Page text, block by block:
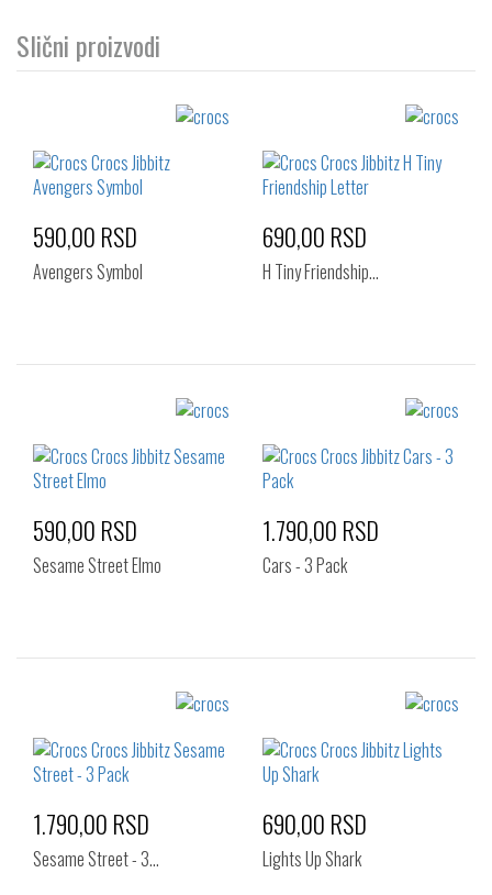
Slični proizvodi
Izaberi željeni broj:
590,00 RSD
Avengers Symbol
Izaberi željeni broj:
690,00 RSD
H Tiny Friendship…
Izaberi željeni broj:
590,00 RSD
Sesame Street Elmo
Izaberi željeni broj:
1.790,00 RSD
Cars - 3 Pack
1.790,00 RSD
Sesame Street - 3…
690,00 RSD
Lights Up Shark